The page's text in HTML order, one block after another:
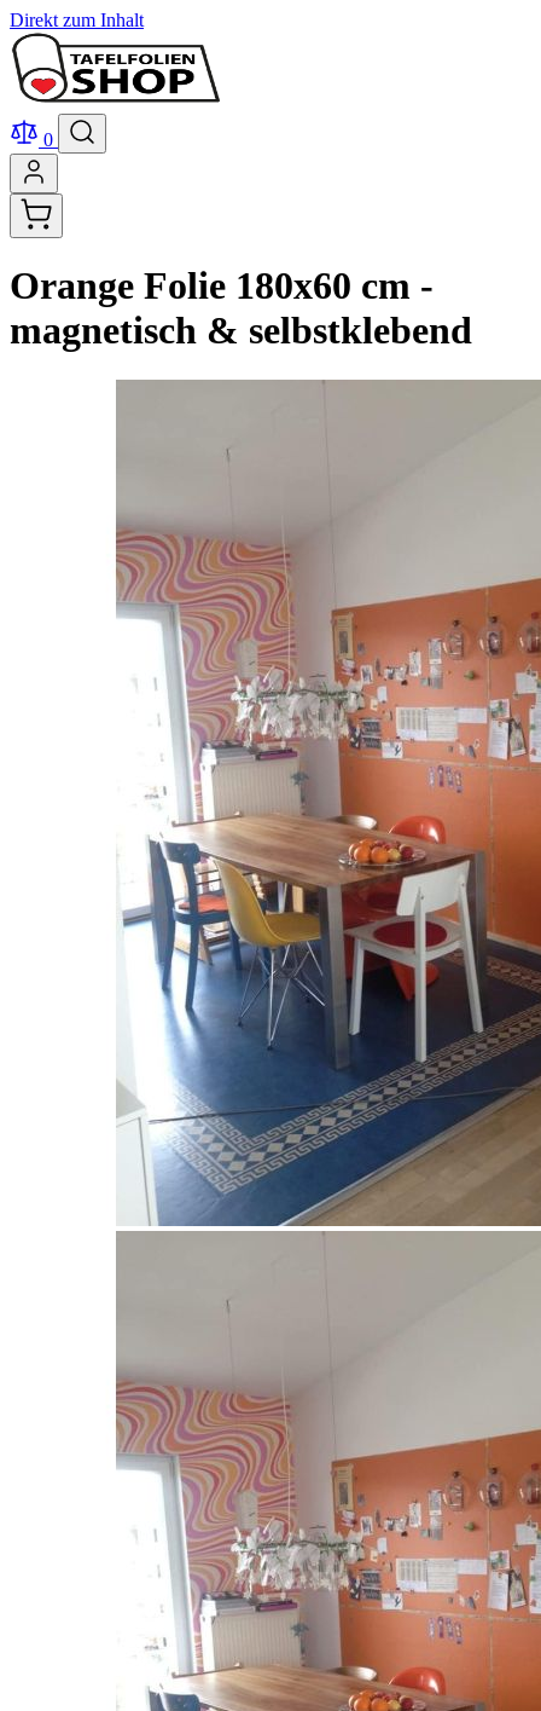
Direkt zum Inhalt
0
Orange Folie 180x60 cm -
magnetisch & selbstklebend